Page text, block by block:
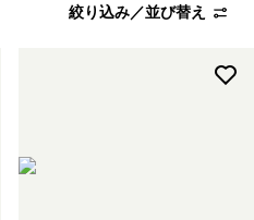
絞り込み／並び替え